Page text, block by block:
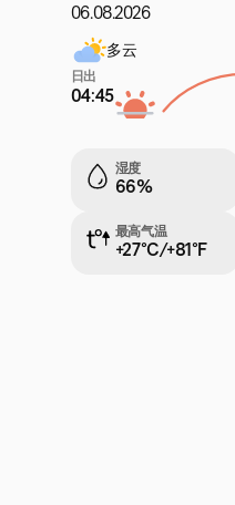
06.08.2026
多云
日出
04:45
湿度
66%
最高气温
+27°C/+81°F